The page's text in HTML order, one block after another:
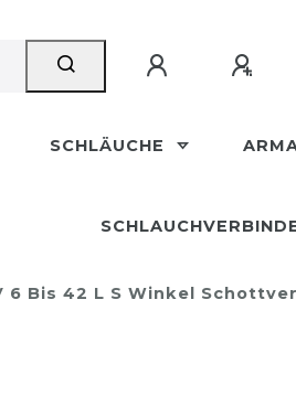
SCHLÄUCHE
6 Bis 42 L S Winkel